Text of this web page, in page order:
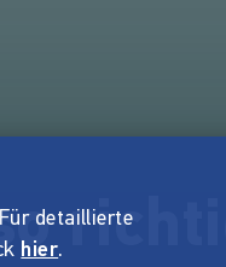
richtig
detaillierte
hier.